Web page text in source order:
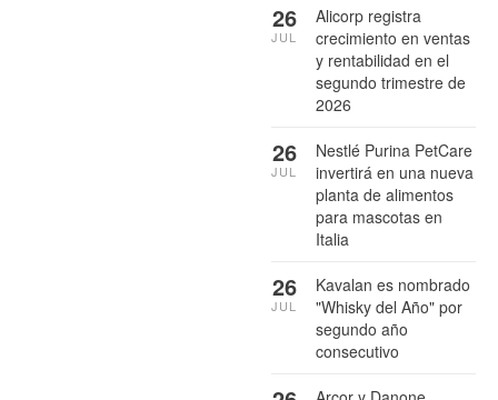
Alicorp registra
crecimiento en ventas
y rentabilidad en el
segundo trimestre de
2026
26
JUL
Nestlé Purina PetCare
invertirá en una nueva
planta de alimentos
para mascotas en
Italia
26
JUL
Kavalan es nombrado
"Whisky del Año" por
segundo año
consecutivo
26
JUL